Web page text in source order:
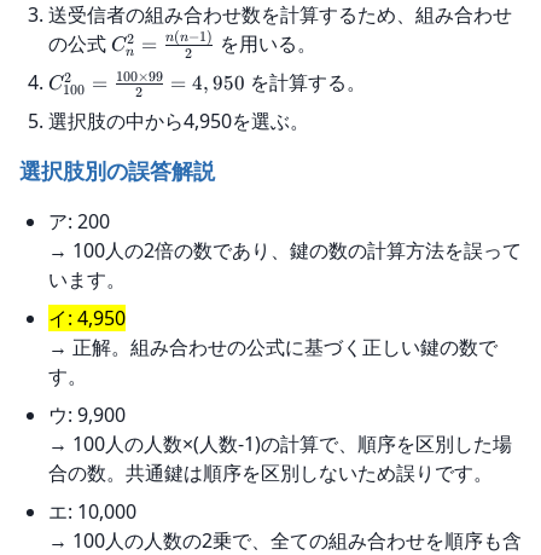
送受信者の組み合わせ数を計算するため、組み合わせ
の公式 Cn
2 = 2
n(n−1) を用いる。
C100
2 = 2
100×99 = 4, 950 を計算する。
選択肢の中から4,950を選ぶ。
選択肢別の誤答解説
ア: 200
→ 100人の2倍の数であり、鍵の数の計算方法を誤って
います。
イ: 4,950
→ 正解。組み合わせの公式に基づく正しい鍵の数で
す。
ウ: 9,900
→ 100人の人数×(人数-1)の計算で、順序を区別した場
合の数。共通鍵は順序を区別しないため誤りです。
エ: 10,000
→ 100人の人数の2乗で、全ての組み合わせを順序も含